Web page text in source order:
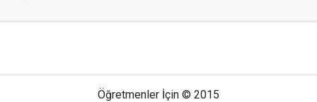
Öğretmenler İçin © 2015